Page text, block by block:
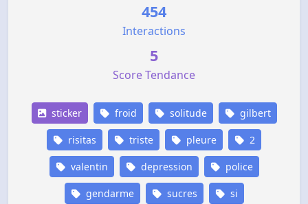
454
Interactions
5
Score Tendance
sticker froid solitude gilbert
risitas triste pleure 2
valentin depression police
gendarme sucres si